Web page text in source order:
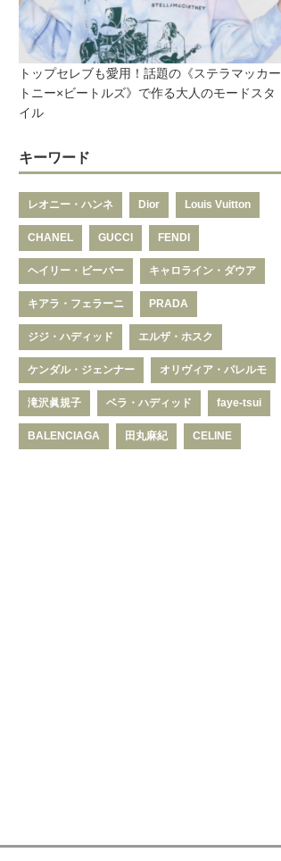
トップセレブも愛用！話題の《ステラマッカー
トニー×ビートルズ》で作る大人のモードスタ
イル
キーワード
レオニー・ハンネ Dior Louis Vuitton
CHANEL GUCCI FENDI
ヘイリー・ビーバー キャロライン・ダウア
キアラ・フェラーニ PRADA
ジジ・ハディッド エルザ・ホスク
ケンダル・ジェンナー オリヴィア・パレルモ
滝沢眞規子 ベラ・ハディッド faye-tsui
BALENCIAGA 田丸麻紀 CELINE